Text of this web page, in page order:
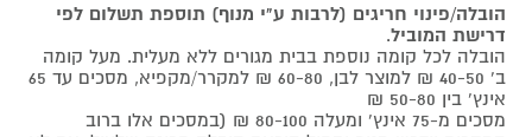
הובלה/פינוי חריגים (לרבות ע"י מנוף) תוספת תשלום לפי
דרישת המוביל.
הובלה לכל קומה נוספת בבית מגורים ללא מעלית. מעל קומה
ב' 40-50 ₪ למוצר לבן, 60-80 ₪ למקרר/מקפיא, מסכים עד 65
אינץ' בין 50-80 ₪
מסכים מ-75 אינץ' ומעלה 80-100 ₪ (במסכים אלו ברוב